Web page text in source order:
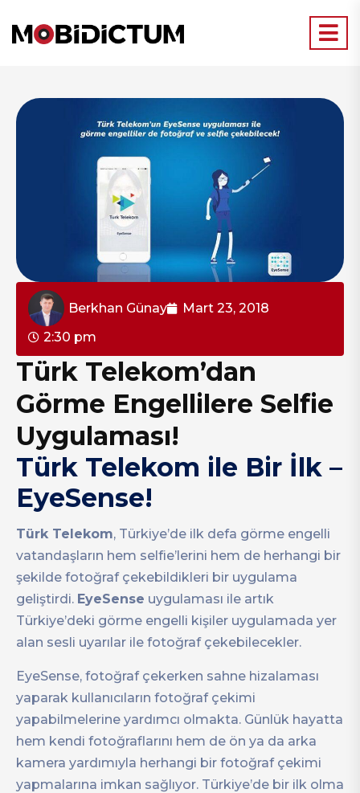
Berkhan Günay
Mart 23, 2018
2:30 pm
Türk Telekom’dan
Görme Engellilere Selfie
Uygulaması!
Türk Telekom ile Bir İlk –
EyeSense!
Türk Telekom, Türkiye’de ilk defa görme engelli
vatandaşların hem selfie’lerini hem de herhangi bir
şekilde fotoğraf çekebildikleri bir uygulama
geliştirdi. EyeSense uygulaması ile artık
Türkiye’deki görme engelli kişiler uygulamada yer
alan sesli uyarılar ile fotoğraf çekebilecekler.
EyeSense, fotoğraf çekerken sahne hizalaması
yaparak kullanıcıların fotoğraf çekimi
yapabilmelerine yardımcı olmakta. Günlük hayatta
hem kendi fotoğraflarını hem de ön ya da arka
kamera yardımıyla herhangi bir fotoğraf çekimi
yapmalarına imkan sağlıyor. Türkiye’de bir ilk olma